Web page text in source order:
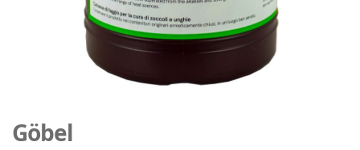
Anfang
der
Göbel